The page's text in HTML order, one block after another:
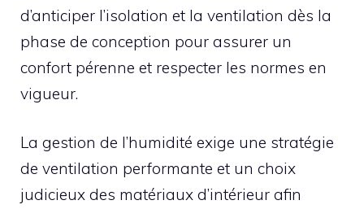
d’anticiper l’isolation et la ventilation dès la
phase de conception pour assurer un
confort pérenne et respecter les normes en
vigueur.
La gestion de l’humidité exige une stratégie
de ventilation performante et un choix
judicieux des matériaux d’intérieur afin